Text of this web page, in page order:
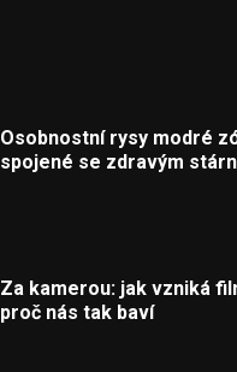
Osobnostní rysy modré
spojené se zdravým
Za kamerou: jak vzniká
proč nás tak baví